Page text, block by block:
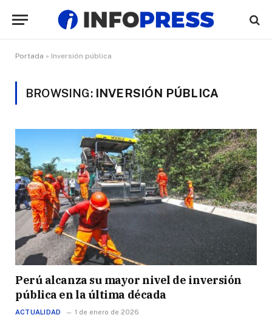
Portada » Inversión pública
BROWSING: INVERSIÓN PÚBLICA
Perú alcanza su mayor nivel de inversión
pública en la última década
ACTUALIDAD 1 de enero de 2026